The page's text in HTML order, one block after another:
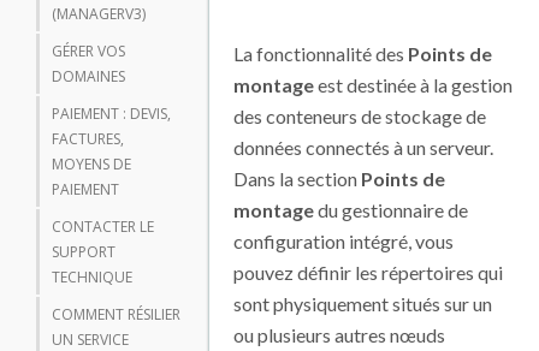
(MANAGERV3)
GÉRER VOS
DOMAINES
PAIEMENT : DEVIS,
FACTURES,
MOYENS DE
PAIEMENT
CONTACTER LE
SUPPORT
TECHNIQUE
COMMENT RÉSILIER
UN SERVICE
La fonctionnalité des Points de
montageest destinée à la gestion
des conteneurs de stockage de
données connectés à un serveur.
Dans la section Points de
montagedu gestionnaire de
configuration intégré, vous
pouvez définir les répertoires qui
sont physiquement situés sur un
ou plusieurs autres nœuds